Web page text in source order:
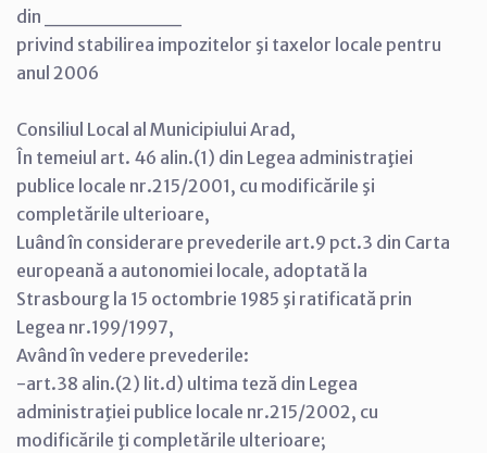
din _________
privind stabilirea impozitelor şi taxelor locale pentru
anul 2006
Consiliul Local al Municipiului Arad,
În temeiul art. 46 alin.(1) din Legea administraţiei
publice locale nr.215/2001, cu modificările şi
completările ulterioare,
Luând în considerare prevederile art.9 pct.3 din Carta
europeană a autonomiei locale, adoptată la
Strasbourg la 15 octombrie 1985 şi ratificată prin
Legea nr.199/1997,
Având în vedere prevederile:
-art.38 alin.(2) lit.d) ultima teză din Legea
administraţiei publice locale nr.215/2002, cu
modificările ţi completările ulterioare;